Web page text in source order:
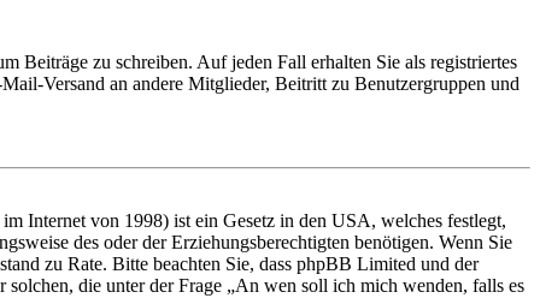
Beiträge zu schreiben. Auf jeden Fall erhalten Sie als registriertes
Versand an andere Mitglieder, Beitritt zu Benutzergruppen und
Internet von 1998) ist ein Gesetz in den USA, welches festlegt,
des oder der Erziehungsberechtigten benötigen. Wenn Sie
zu Rate. Bitte beachten Sie, dass phpBB Limited und der
die unter der Frage „An wen soll ich mich wenden, falls es